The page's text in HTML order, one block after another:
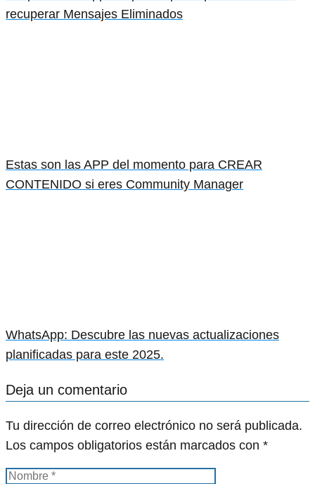
recuperar Mensajes Eliminados
Estas son las APP del momento para CREAR
CONTENIDO si eres Community Manager
WhatsApp: Descubre las nuevas actualizaciones
planificadas para este 2025.
Deja un comentario
Tu dirección de correo electrónico no será publicada.
Los campos obligatorios están marcados con *